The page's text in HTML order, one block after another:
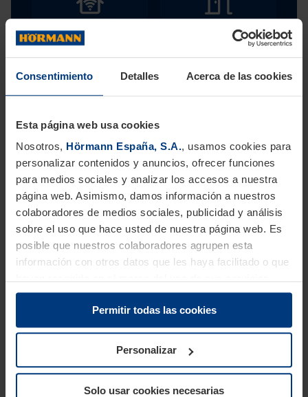
Consentimiento Detalles Acerca de las cookies
Esta página web usa cookies
Nosotros, Hörmann España, S.A., usamos cookies para
personalizar contenidos y anuncios, ofrecer funciones
para medios sociales y analizar los accesos a nuestra
página web. Asimismo, damos información a nuestros
colaboradores de medios sociales, publicidad y análisis
sobre el uso que hace usted de nuestra página web. Es
posible que nuestros colaboradores agrupen esta
información con otros datos que les haya facilitado o que
Legalmente podemos guardar cookies en su aparato si
son absolutamente necesarios para el funcionamiento de
esta página. Para todos los demás tipos de cookies
necesitamos su permiso. Puede modificar o revocar este
cookies de la páginaPolítica de privacidadde nuestra
Permitir todas las cookies
Personalizar
Solo usar cookies necesarias
Carrito para el proceso IHAAS
Agregue nuevos artículos al carrito y transfiéralos a
IHAAS. Los artículos se agregarán al proceso IHAAS
existente.
A la búsqueda de productos